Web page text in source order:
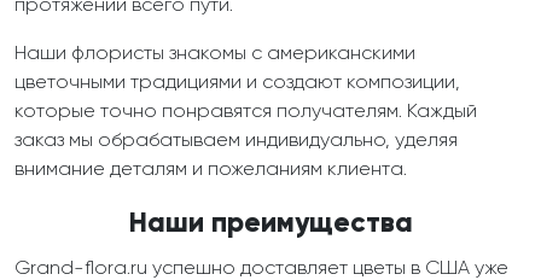
протяжении всего пути.
Наши флористы знакомы с американскими
цветочными традициями и создают композиции,
которые точно понравятся получателям. Каждый
заказ мы обрабатываем индивидуально, уделяя
внимание деталям и пожеланиям клиента.
Наши преимущества
Grand-flora.ru успешно доставляет цветы в США уже